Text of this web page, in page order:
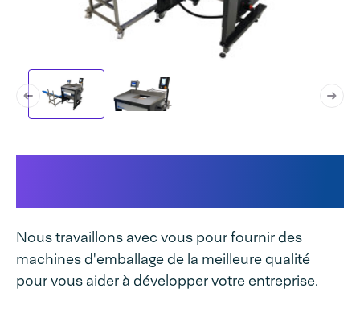
Nous travaillons avec vous pour fournir des
machines d'emballage de la meilleure qualité
pour vous aider à développer votre entreprise.